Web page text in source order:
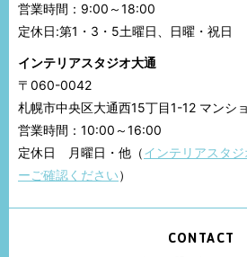
営業時間：9:00～18:00
定休日:第1・3・5土曜日、日曜・祝日
インテリアスタジオ大通
〒060-0042
札幌市中央区大通西15丁目1-12 マンシ
営業時間：10:00～16:00
定休日 月曜日・他（インテリアスタ
ーご確認ください）
CONTACT